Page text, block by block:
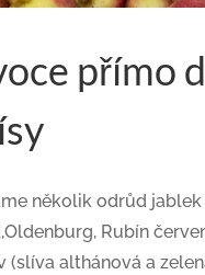
přímo
několik odrůd jablek
Rubín
(slíva althánová a